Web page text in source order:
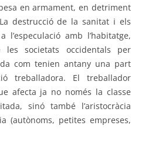
en armament, en detriment
destrucció de la sanitat i els
amb l’habitatge,
societats occidentals per
com tenien antany una part
treballadora. El treballador
afecta ja no només la classe
sinó també l’aristocràcia
(autònoms, petites empreses,